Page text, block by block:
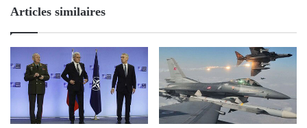
Articles similaires